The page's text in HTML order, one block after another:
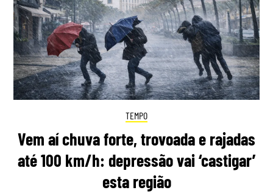
TEMPO
Vem aí chuva forte, trovoada e rajadas
até 100 km/h: depressão vai ‘castigar’
esta região